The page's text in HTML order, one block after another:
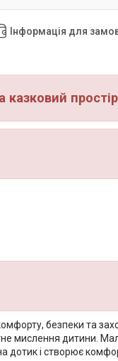
Інформація для
казковий
безпеки та
мислення дитини.
дотик і створює